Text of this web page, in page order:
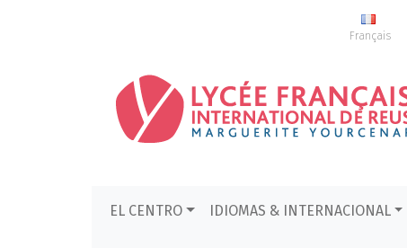
Français
EL CENTRO IDIOMAS & INTERNACIONAL